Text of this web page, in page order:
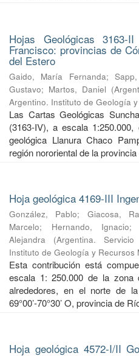
Hojas Geológicas
Francisco: provincias de
del Estero
Gaido, María Fernanda;
Gustavo; Martos, Daniel (
Argentino. Instituto de Geología
Las Cartas Geológicas
(3163-IV), a escala
geológica Llanura Chaco
región nororiental de la
Hoja geológica 4169-III
González, Pablo; Giacosa,
Marcelo; Hernando, Ignacio;
Alejandra
(Argentina.
Instituto de Geología y Recursos
Esta contribución está
escala 1: 250.000 de la zona
alrededores, en el norte de la
69°00’-70°30’ O, provincia de
Hoja geológica 4572-I/II